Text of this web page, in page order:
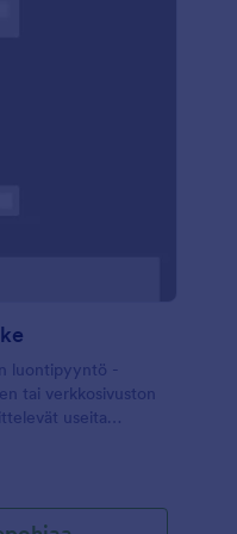
luontipyyntö -
tai verkkosivuston
useita
nykyisiä